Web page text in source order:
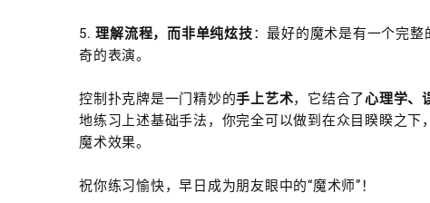
5.理解流程，而非单纯炫技：最好的魔术是有一个完
奇的表演。
控制扑克牌是一门精妙的手上艺术，它结合了心理学、
地练习上述基础手法，你完全可以做到在众目睽睽之
魔术效果。
祝你练习愉快，早日成为朋友眼中的“魔术师”！